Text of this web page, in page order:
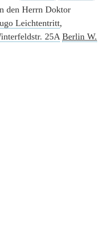
den Herrn Doktor
Leichtentritt,
25A Berlin W.